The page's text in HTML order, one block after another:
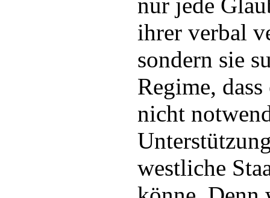
ihrer verbal
sondern sie
Regime,
nicht
westliche